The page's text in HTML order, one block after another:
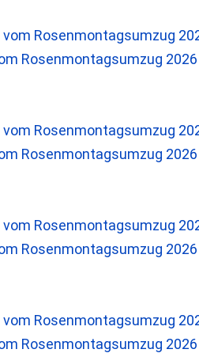
Rosenmontagsumzug
Rosenmontagsumzug
Rosenmontagsumzug
Rosenmontagsumzug